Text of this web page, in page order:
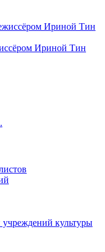
Ириной Тин
учреждений культуры